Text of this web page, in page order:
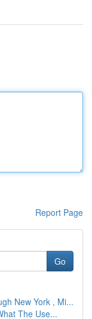
Report Page
Go
New York , Mi...
The Use...